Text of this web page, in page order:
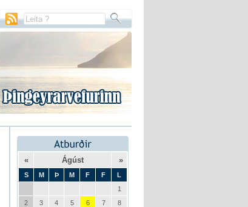
« Ágúst »
S M Þ M F F
L
1
2
3 4 5 6 7
8